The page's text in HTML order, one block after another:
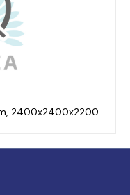
2400x2400x2200